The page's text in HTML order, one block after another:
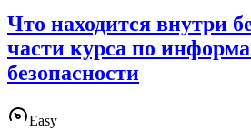
Что находится внутри
части курса по
безопасности
Easy